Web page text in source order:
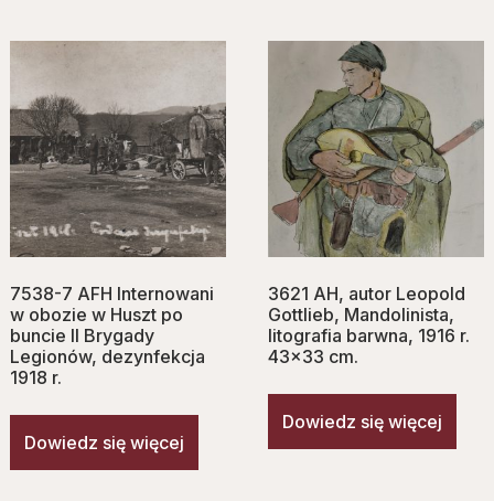
7538-7 AFH Internowani
w obozie w Huszt po
buncie II Brygady
Legionów, dezynfekcja
1918 r.
Dowiedz się więcej
3621 AH, autor Leopold
Gottlieb, Mandolinista,
litografia barwna, 1916 r.
43×33 cm.
Dowiedz się więcej